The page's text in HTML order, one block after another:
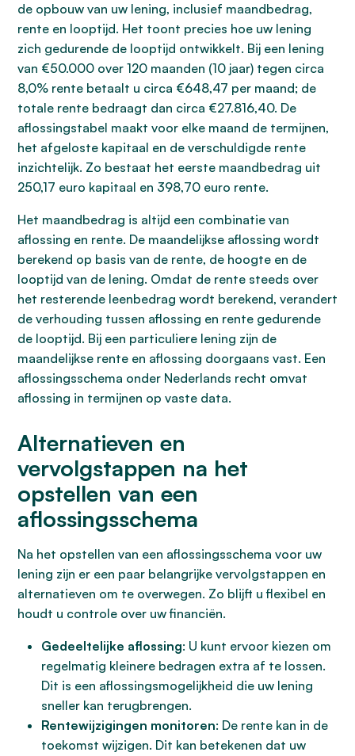
de opbouw van uw lening, inclusief maandbedrag,
rente en looptijd. Het toont precies hoe uw lening
zich gedurende de looptijd ontwikkelt. Bij een lening
van €50.000 over 120 maanden (10 jaar) tegen circa
8,0% rente betaalt u circa €648,47 per maand; de
totale rente bedraagt dan circa €27.816,40. De
aflossingstabel maakt voor elke maand de termijnen,
het afgeloste kapitaal en de verschuldigde rente
inzichtelijk. Zo bestaat het eerste maandbedrag uit
250,17 euro kapitaal en 398,70 euro rente.
Het maandbedrag is altijd een combinatie van
aflossing en rente. De maandelijkse aflossing wordt
berekend op basis van de rente, de hoogte en de
looptijd van de lening. Omdat de rente steeds over
het resterende leenbedrag wordt berekend, verandert
de verhouding tussen aflossing en rente gedurende
de looptijd. Bij een particuliere lening zijn de
maandelijkse rente en aflossing doorgaans vast. Een
aflossingsschema onder Nederlands recht omvat
aflossing in termijnen op vaste data.
Alternatieven en
vervolgstappen na het
opstellen van een
aflossingsschema
Na het opstellen van een aflossingsschema voor uw
lening zijn er een paar belangrijke vervolgstappen en
alternatieven om te overwegen. Zo blijft u flexibel en
houdt u controle over uw financiën.
Gedeeltelijke aflossing: U kunt ervoor kiezen om
regelmatig kleinere bedragen extra af te lossen.
Dit is een aflossingsmogelijkheid die uw lening
sneller kan terugbrengen.
Rentewijzigingen monitoren: De rente kan in de
toekomst wijzigen. Dit kan betekenen dat uw